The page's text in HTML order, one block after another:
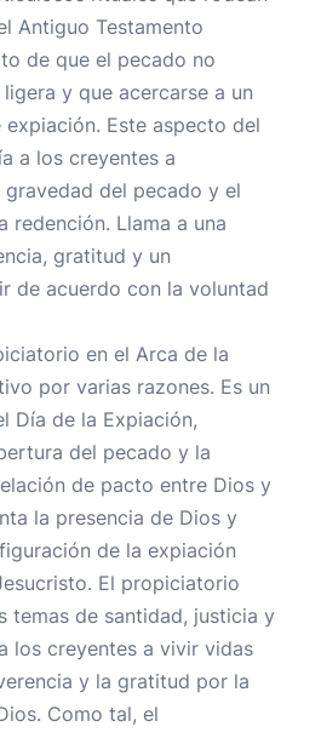
Antiguo Testamento
de que el pecado no
y que acercarse a un
Este aspecto del
a los creyentes a
del pecado y el
redención. Llama a una
gratitud y un
de acuerdo con la voluntad
en el Arca de la
por varias razones. Es un
Día de la Expiación,
del pecado y la
de pacto entre Dios y
la presencia de Dios y
de la expiación
El propiciatorio
temas de santidad, justicia y
los creyentes a vivir vidas
y la gratitud por la
Como tal, el